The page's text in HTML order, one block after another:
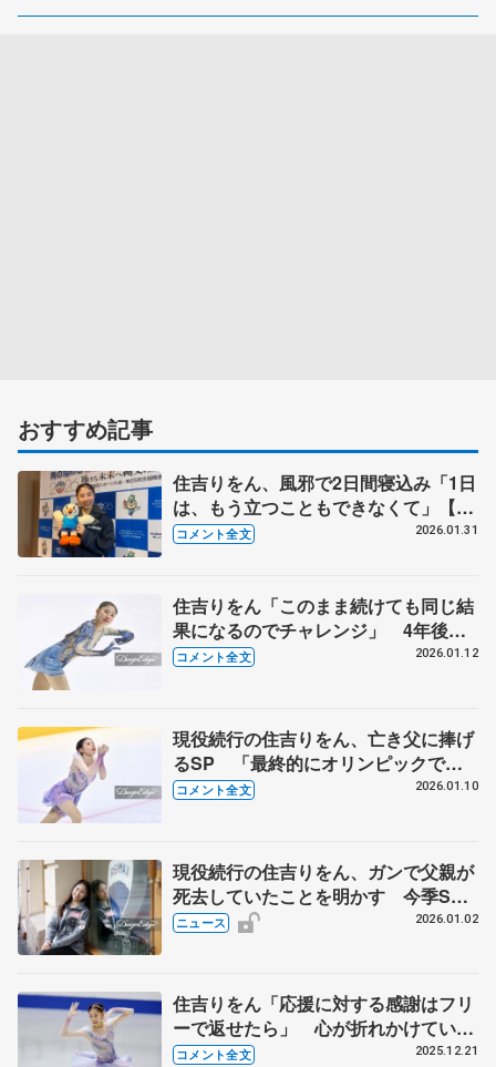
おすすめ記事
住吉りをん、風邪で2日間寝込み「1日
は、もう立つこともできなくて」【国
民スポーツ大会冬季大会成年女子
コメント全文 2026.01.31
住吉りをん「このまま続けても同じ結
果になるのでチャレンジ」 4年後へ
神宮の拠点は変えず、トレーニングな
コメント全文 2026.01.12
現役続行の住吉りをん、亡き父に捧げ
るSP 「最終的にオリンピックで笑
顔で滑り切る姿を届けられたらな」
コメント全文 2026.01.10
現役続行の住吉りをん、ガンで父親が
死去していたことを明かす 今季SP
は「父と手を取り合い、一緒に歩く様
ニュース 2026.01.02
住吉りをん「応援に対する感謝はフリ
ーで返せたら」 心が折れかけていた
ところで観客の拍手【全日本フィギュ
コメント全文 2025.12.21